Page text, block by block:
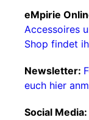
eMpirie
Accessoires
Shop findet
Newsletter:
euch hier
Social Media: